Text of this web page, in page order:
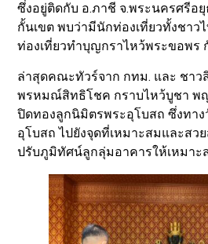
ซึ่งอยู่ติดกับ อ.ภาชี จ.พระนครศรีอ
กั้นเขต พบว่ามีนักท่องเที่ยวทั้งชาว
ท่องเที่ยวทำบุญกราไหว้พระขอพร
ล่าสุดคณะทัวร์จาก กทม. และ ชาว
พรหมณ์สิทธิโชค กราบไหว้บูชา พ
ปิดทองลูกนิมิตรพระอุโบสถ ซึ่งทาง
อุโบสถ ไปยังจุดที่เหมาะสมและสว
ปรับภูมิทัศน์ลูกลุ่มอาคารให้เหมาะ